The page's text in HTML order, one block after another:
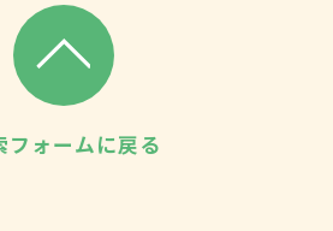
フォームに戻る